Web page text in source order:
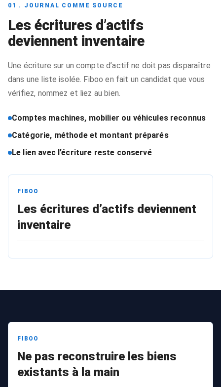
01 . JOURNAL COMME SOURCE
Les écritures d’actifs
deviennent inventaire
Une écriture sur un compte d’actif ne doit pas disparaître
dans une liste isolée. Fiboo en fait un candidat que vous
vérifiez, nommez et liez au bien.
Comptes machines, mobilier ou véhicules reconnus
Catégorie, méthode et montant préparés
Le lien avec l’écriture reste conservé
FIBOO
Les écritures d’actifs deviennent
inventaire
FIBOO
Ne pas reconstruire les biens
existants à la main